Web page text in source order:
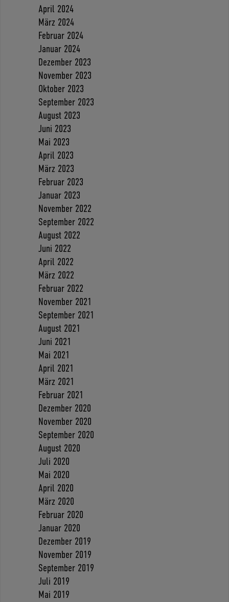
April 2024
März 2024
Februar 2024
Januar 2024
Dezember 2023
November 2023
Oktober 2023
September 2023
August 2023
Juni 2023
Mai 2023
April 2023
März 2023
Februar 2023
Januar 2023
November 2022
September 2022
August 2022
Juni 2022
April 2022
März 2022
Februar 2022
November 2021
September 2021
August 2021
Juni 2021
Mai 2021
April 2021
März 2021
Februar 2021
Dezember 2020
November 2020
September 2020
August 2020
Juli 2020
Mai 2020
April 2020
März 2020
Februar 2020
Januar 2020
Dezember 2019
November 2019
September 2019
Juli 2019
Mai 2019